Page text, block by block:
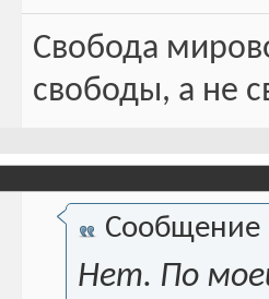
Свобода
свободы, а не
Сообщение
Нет. По